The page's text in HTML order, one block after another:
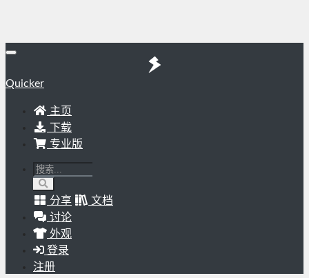
Quicker
主页
下载
专业版
分享
文档
讨论
外观
登录
注册